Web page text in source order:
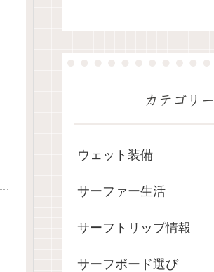
カテゴリー
ウェット装備
サーファー生活
サーフトリップ情報
サーフボード選び